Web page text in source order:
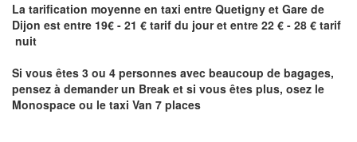
La tarification moyenne en taxi entre Quetigny et Gare de
Dijon est entre 19€ - 21 € tarif du jour et entre 22 € - 28 € tarif
nuit
Si vous êtes 3 ou 4 personnes avec beaucoup de bagages,
pensez à demander un Break et si vous êtes plus, osez le
Monospace ou le taxi Van 7 places